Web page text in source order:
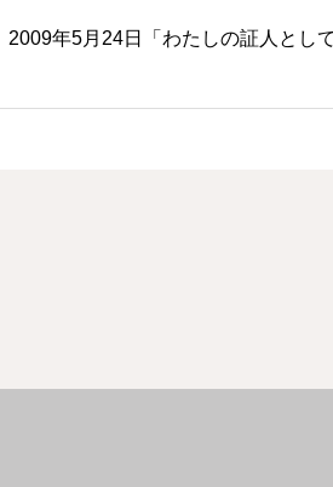
2009年5月24日「わたしの証人として